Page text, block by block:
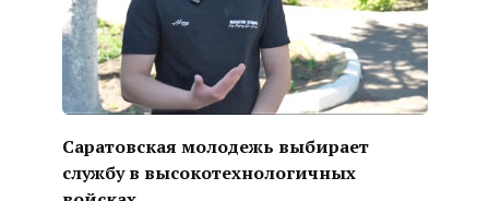
Саратовская молодежь выбирает
службу в высокотехнологичных